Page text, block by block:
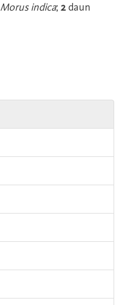
Morus indica; 2daun